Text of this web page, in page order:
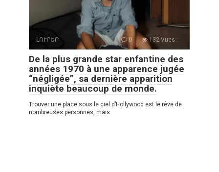
ԼՈՒՐԵՐ 0 132 Vues :
De la plus grande star enfantine des
années 1970 à une apparence jugée
“négligée”, sa dernière apparition
inquiète beaucoup de monde.
Trouver une place sous le ciel d’Hollywood est le rêve de
nombreuses personnes, mais